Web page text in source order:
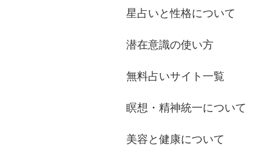
星占いと性格について
潜在意識の使い方
無料占いサイト一覧
瞑想・精神統一について
美容と健康について